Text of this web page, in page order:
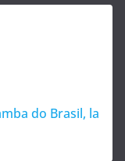
do Brasil, la